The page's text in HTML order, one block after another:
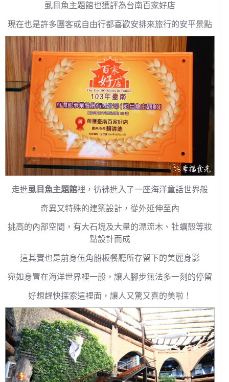
虱目魚主題館也獲評為台南百家好店
現在也是許多團客或自由行都喜歡安排來旅行的安平景點
走進虱目魚主題館裡，彷彿進入了一座海洋童話世界般
奇異又特殊的建築設計，從外延伸至內
挑高的內部空間，有大石塊及大量的漂流木、牡蠣殼等妝
點設計而成
這其實也是前身伍角船板餐廳所存留下的美麗身影
宛如身置在海洋世界裡一般，讓人腳步無法多一刻的停留
好想趕快探索這裡面，讓人又驚又喜的美啦！